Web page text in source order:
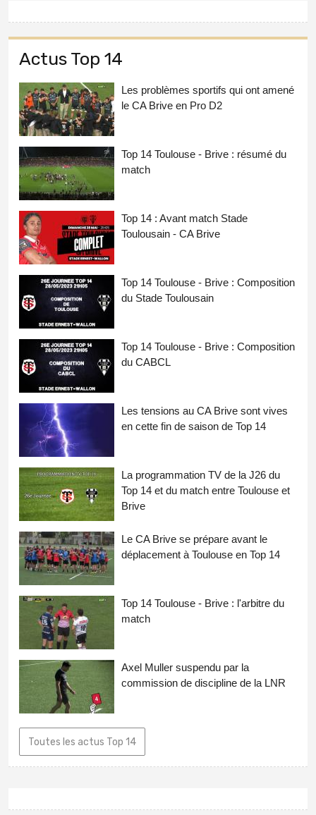
Actus Top 14
Les problèmes sportifs qui ont amené
le CA Brive en Pro D2
Top 14 Toulouse - Brive : résumé du
match
Top 14 : Avant match Stade
Toulousain - CA Brive
Top 14 Toulouse - Brive : Composition
du Stade Toulousain
Top 14 Toulouse - Brive : Composition
du CABCL
Les tensions au CA Brive sont vives
en cette fin de saison de Top 14
La programmation TV de la J26 du
Top 14 et du match entre Toulouse et
Brive
Le CA Brive se prépare avant le
déplacement à Toulouse en Top 14
Top 14 Toulouse - Brive : l'arbitre du
match
Axel Muller suspendu par la
commission de discipline de la LNR
Toutes les actus Top 14